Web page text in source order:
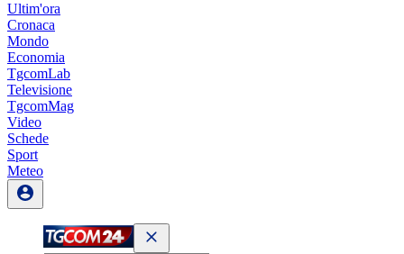
Ultim'ora
Cronaca
Mondo
Economia
TgcomLab
Televisione
TgcomMag
Video
Schede
Sport
Meteo